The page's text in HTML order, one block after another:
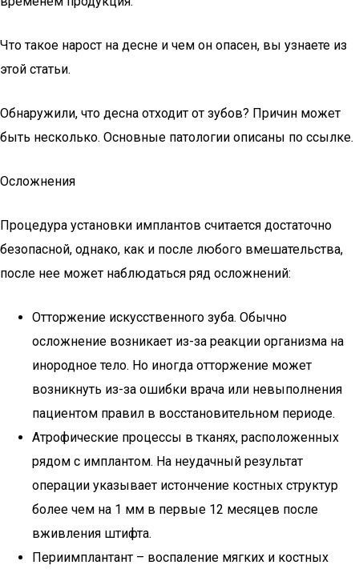
Что такое нарост на десне и чем он опасен, вы узнаете из
этой статьи.
Обнаружили, что десна отходит от зубов? Причин может
быть несколько. Основные патологии описаны по ссылке.
Осложнения
Процедура установки имплантов считается достаточно
безопасной, однако, как и после любого вмешательства,
после нее может наблюдаться ряд осложнений:
Отторжение искусственного зуба. Обычно
осложнение возникает из-за реакции организма на
инородное тело. Но иногда отторжение может
возникнуть из-за ошибки врача или невыполнения
пациентом правил в восстановительном периоде.
Атрофические процессы в тканях, расположенных
рядом с имплантом. На неудачный результат
операции указывает истончение костных структур
более чем на 1 мм в первые 12 месяцев после
вживления штифта.
Периимплантант – воспаление мягких и костных